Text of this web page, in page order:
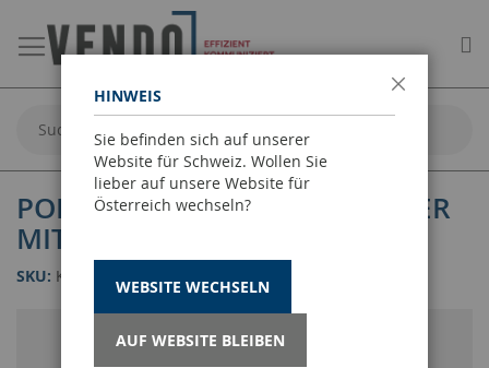
Suche
POP-UP-FOLDER EFFEKTFOLDER
MIT 3D-ELEMENT
SKU KBD00011
HINWEIS
Sie befinden sich auf unserer
Website für Schweiz. Wollen Sie
lieber auf unsere Website für
Österreich wechseln?
WEBSITE WECHSELN
AUF WEBSITE BLEIBEN